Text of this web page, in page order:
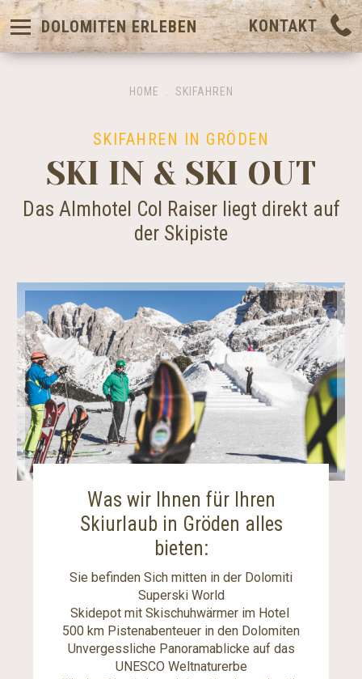
DOLOMITEN ERLEBEN KONTAKT
HOME SKIFAHREN
SKIFAHREN IN GRÖDEN
SKI IN & SKI OUT
Das Almhotel Col Raiser liegt direkt auf
der Skipiste
Was wir Ihnen für Ihren
Skiurlaub in Gröden alles
bieten:
Sie befinden Sich mitten in der Dolomiti
Superski World
Skidepot mit Skischuhwärmer im Hotel
500 km Pistenabenteuer in den Dolomiten
Unvergessliche Panoramablicke auf das
UNESCO Weltnaturerbe